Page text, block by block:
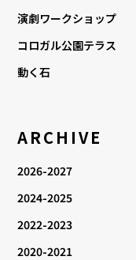
演劇ワークショップ
コロガル公園テラス
動く石
ARCHIVE
2026-2027
2024-2025
2022-2023
2020-2021